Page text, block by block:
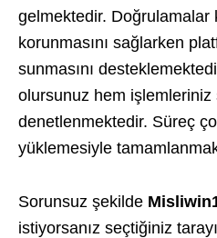
gelmektedir. Doğrulamalar
korunmasını sağlarken
sunmasını
olursunuz hem işlemleriniz
denetlenmektedir. Süreç
yüklemesiyle
Sorunsuz şekilde
istiyorsanız seçtiğiniz